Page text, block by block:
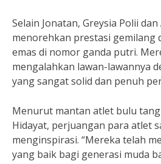
Selain Jonatan, Greysia Polii
menorehkan prestasi gemilang
emas di nomor ganda putri.
mengalahkan lawan-lawannya
yang sangat solid dan penuh
Menurut mantan atlet bulu
Hidayat, perjuangan para atlet
menginspirasi. “Mereka telah
yang baik bagi generasi muda